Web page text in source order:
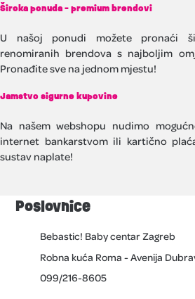
Široka ponuda - premium brendovi
U našoj ponudi možete pronaći
renomiranih brendova s najboljim
Pronađite sve na jednom mjestu!
Jamstvo sigurne kupovine
Na našem webshopu nudimo
internet bankarstvom ili kartično
sustav naplate!
Poslovnice
Bebastic! Baby centar Zagreb
Robna kuća Roma - Avenija
099/216-8605